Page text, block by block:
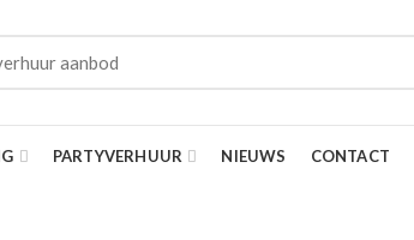
PARTYVERHUUR NIEUWS CONTACT